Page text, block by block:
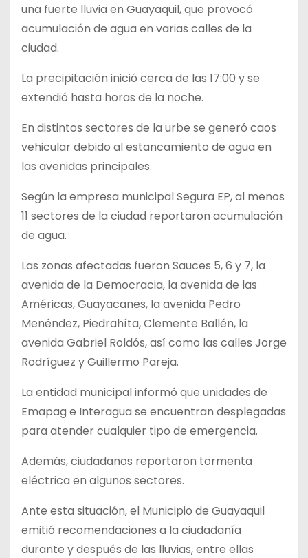
una fuerte lluvia en Guayaquil, que provocó
acumulación de agua en varias calles de la
ciudad.
La precipitación inició cerca de las 17:00 y se
extendió hasta horas de la noche.
En distintos sectores de la urbe se generó caos
vehicular debido al estancamiento de agua en
las avenidas principales.
Según la empresa municipal Segura EP, al menos
11 sectores de la ciudad reportaron acumulación
de agua.
Las zonas afectadas fueron Sauces 5, 6 y 7, la
avenida de la Democracia, la avenida de las
Américas, Guayacanes, la avenida Pedro
Menéndez, Piedrahíta, Clemente Ballén, la
avenida Gabriel Roldós, así como las calles Jorge
Rodríguez y Guillermo Pareja.
La entidad municipal informó que unidades de
Emapag e Interagua se encuentran desplegadas
para atender cualquier tipo de emergencia.
Además, ciudadanos reportaron tormenta
eléctrica en algunos sectores.
Ante esta situación, el Municipio de Guayaquil
emitió recomendaciones a la ciudadanía
durante y después de las lluvias, entre ellas